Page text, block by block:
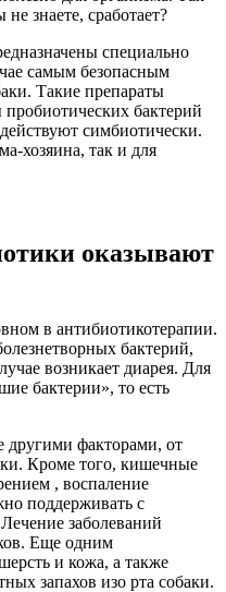
не знаете, сработает?
специально
самым безопасным
Такие препараты
бактерий
симбиотически.
хозяина, так и для
оказывают
в антибиотикотерапии.
бактерий,
возникает диарея. Для
бактерии», то есть
факторами, от
Кроме того, кишечные
, воспаление
поддерживать с
заболеваний
Еще одним
и кожа, а также
запахов изо рта собаки.